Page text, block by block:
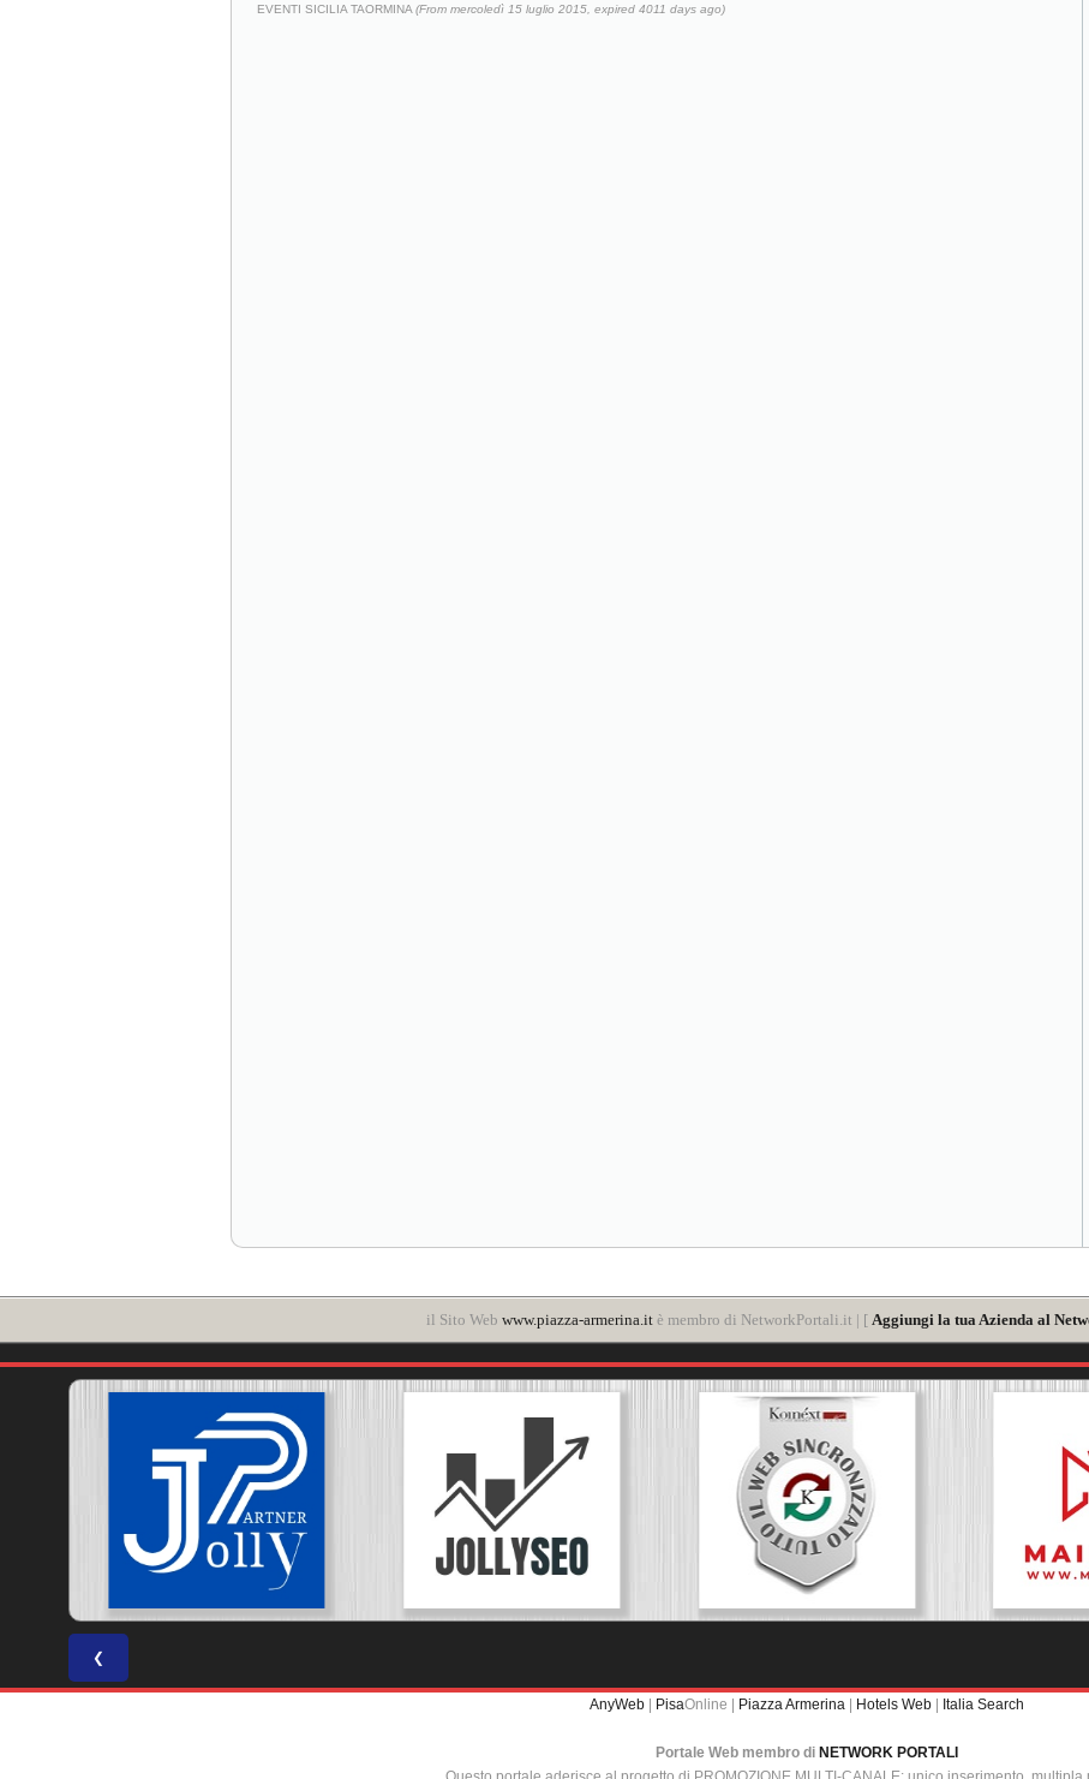
EVENTI SICILIA TAORMINA (From mercoledì 15 luglio 2015, expired 4011 days ago)
il Sito Web www.piazza-armerina.itè membro di NetworkPortali.it | [ Aggiungi la tua Azienda al
❮
AnyWeb | PisaOnline | Piazza Armerina | Hotels Web | Italia Search
Portale Web membro di NETWORK PORTALI